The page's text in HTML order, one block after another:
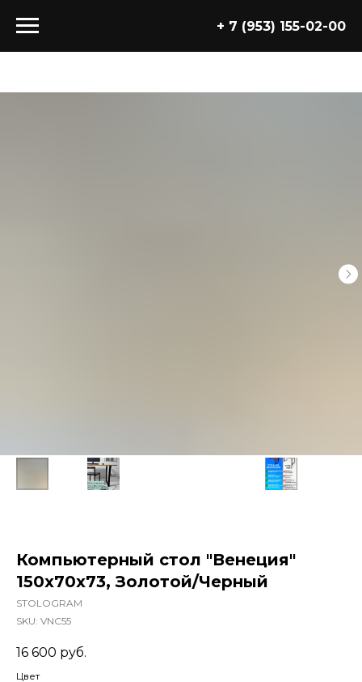
+ 7 (953) 155-02-00
Компьютерный стол "Венеция"
150x70x73, Золотой/Черный
STOLOGRAM
SKU: VNC55
16 600 руб.
Цвет